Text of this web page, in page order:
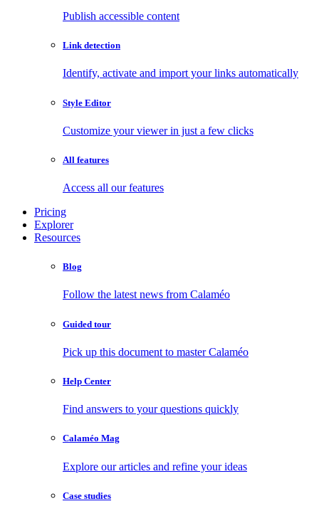
Publish accessible content
Link detection
Identify, activate and import your links automatically
Style Editor
Customize your viewer in just a few clicks
All features
Access all our features
Pricing
Explorer
Resources
Blog
Follow the latest news from Calaméo
Guided tour
Pick up this document to master Calaméo
Help Center
Find answers to your questions quickly
Calaméo Mag
Explore our articles and refine your ideas
Case studies